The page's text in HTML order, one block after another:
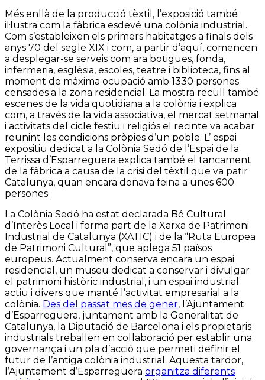
Més enllà de la producció tèxtil, l’exposició també
il·lustra com la fàbrica esdevé una colònia industrial.
Com s’estableixen els primers habitatges a finals dels
anys 70 del segle XIX i com, a partir d’aquí, comencen
a desplegar-se serveis com ara botigues, fonda,
infermeria, església, escoles, teatre i biblioteca, fins al
moment de màxima ocupació amb 1330 persones
censades a la zona residencial. La mostra recull també
escenes de la vida quotidiana a la colònia i explica
com, a través de la vida associativa, el mercat setmanal
i activitats del cicle festiu i religiós el recinte va acabar
reunint les condicions pròpies d’un poble. L’ espai
expositiu dedicat a la Colònia Sedó de l’Espai de la
Terrissa d’Esparreguera explica també el tancament
de la fàbrica a causa de la crisi del tèxtil que va patir
Catalunya, quan encara donava feina a unes 600
persones.
La Colònia Sedó ha estat declarada Bé Cultural
d’Interès Local i forma part de la Xarxa de Patrimoni
Industrial de Catalunya (XATIC) i de la “Ruta Europea
de Patrimoni Cultural”, que aplega 51 països
europeus. Actualment conserva encara un espai
residencial, un museu dedicat a conservar i divulgar
el patrimoni històric industrial, i un espai industrial
actiu i divers que manté l’activitat empresarial a la
colònia. Des del passat mes de gener, l’Ajuntament
d’Esparreguera, juntament amb la Generalitat de
Catalunya, la Diputació de Barcelona i els propietaris
industrials treballen en col·laboració per establir una
governança i un pla d’acció que permeti definir el
futur de l’antiga colònia industrial. Aquesta tardor,
l’Ajuntament d’Esparreguera organitza diferents